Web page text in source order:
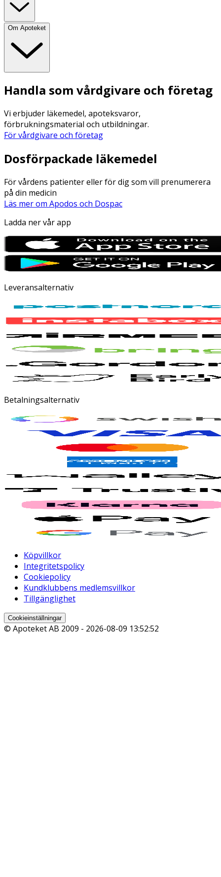
Om Apoteket
Handla som vårdgivare och företag
Vi erbjuder läkemedel, apoteksvaror,
förbrukningsmaterial och utbildningar.
För vårdgivare och företag
Dosförpackade läkemedel
För vårdens patienter eller för dig som vill prenumerera
på din medicin
Läs mer om Apodos och Dospac
Ladda ner vår app
Leveransalternativ
Betalningsalternativ
Köpvillkor
Integritetspolicy
Cookiepolicy
Kundklubbens medlemsvillkor
Tillgänglighet
Cookieinställningar
© Apoteket AB 2009 - 2026-08-09 13:52:52